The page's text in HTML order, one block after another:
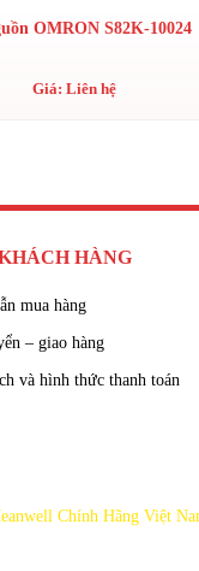
OMRON S82K-10024
Giá: Liên hệ
HÀNG
mua hàng
– giao hàng
và hình thức thanh toán